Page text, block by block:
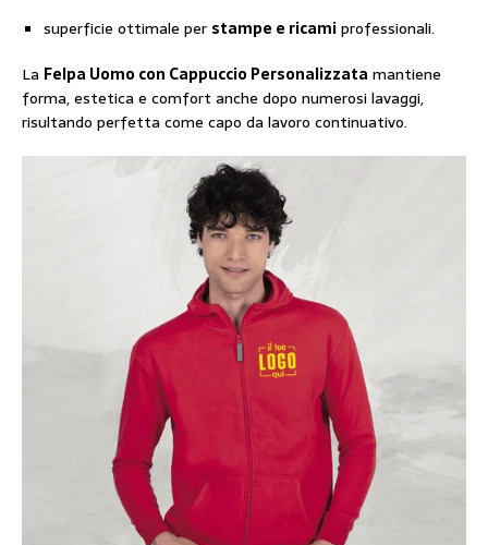
superficie ottimale per stampe e ricamiprofessionali.
La Felpa Uomo con Cappuccio Personalizzata mantiene
forma, estetica e comfort anche dopo numerosi lavaggi,
risultando perfetta come capo da lavoro continuativo.